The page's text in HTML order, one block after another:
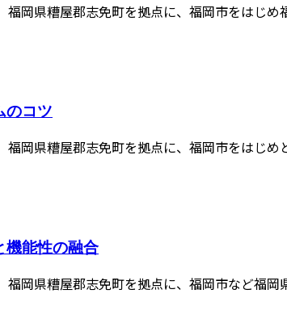
福岡県糟屋郡志免町を拠点に、福岡市をはじ
のコツ
福岡県糟屋郡志免町を拠点に、福岡市をはじ
機能性の融合
福岡県糟屋郡志免町を拠点に、福岡市など福